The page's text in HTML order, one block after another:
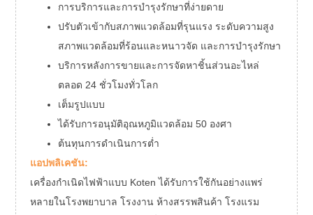
การบริการและการบำรุงรักษาที่ง่ายดาย
ปรับตัวเข้ากับสภาพแวดล้อมที่รุนแรง ระดับความสูง
สภาพแวดล้อมที่ร้อนและหนาวจัด และการบำรุงรักษา
บริการหลังการขายและการจัดหาชิ้นส่วนอะไหล่
ตลอด 24 ชั่วโมงทั่วโลก
เต็มรูปแบบ
ได้รับการอนุมัติอุณหภูมิแวดล้อม 50 องศา
ต้นทุนการดำเนินการต่ำ
แอปพลิเคชัน:
เครื่องกำเนิดไฟฟ้าแบบ Koten ได้รับการใช้กันอย่างแพร่
หลายในโรงพยาบาล โรงงาน ห้างสรรพสินค้า โรงแรม